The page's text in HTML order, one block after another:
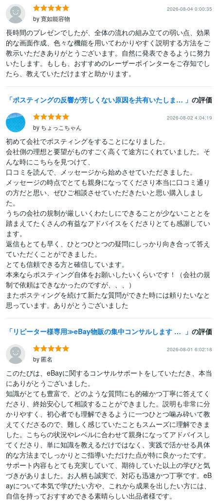
2026-08-04 0:00:35
by 寛如能容物
長時間のプレゼンでしたが、全体の流れの組み立ての弱い点、効果
的な画面作成、色々な機能を用いてわかりやすく説明する方法をご
教示いただきありがとうございます。自然に発表できるように努力
いたします。もしも、おすすめのレーザーポインターをご存知でし
たら、教えていただけますと助かります。
ポスティングの反響が芳しくない原因を共有いたします 【全国対応】何故、ポスティングの反響が出ないのか徹底解説 の評価
2026-08-02 4:04:19
by ちょっこちゃん
初めて会社でポスティングをすることになりました。
会社側の理想と要望がものすごく高くて途方にくれていました。そ
んな時にこちらを見つけて、
口コミを読んで、メッセージから始めさせていただきました。
メッセージの時点でとても親身になってくださり本当に口コミ通り
の方だと思い、ぜひご相談させていただきたいと思い購入しまし
た。
うちの会社の規制が厳しいくわたしにできることが少ないこととを
踏まえてたくさんの有益なアドバイスをくださりとても感謝してい
ます。
返信もとても早く、ひとつひとつの疑問にしっかり向き合って答え
ていただくことができました。
とても信頼できる方と確信しています。
本来ならポスティング自体をお願いしたいくらいです！（会社の規
制で依頼はできなかったのですが、、、）
またポスティングを続けて新たな質問ができた時には頼りたいなと
思っています。ありがとうございました
リピーター様専用≫eBay物販の集中コンサルします アカウント運用全般をトータルサポートする短期集中コンサルです の評価
2026-08-01 6:02:18
by 匿名
このたびは、eBayに関するコンサルサポートをしていただき、本当
にありがとうございました。
知識がとても豊富で、どのような質問にも的確かつ丁寧に答えてく
ださり、終始安心して相談することができました。説明も非常に分
かりやすく、初心者でも理解できるように一つひとつ噛み砕いて教
えてくださるので、難しく感じていたこともスムーズに理解できま
した。こちらの状況やレベルに合わせて親身になってアドバイスし
てくださり、単に知識を教えるだけではなく、実践で活かせる具体
的な方法までしっかりとご指導いただけた点が特に良かったです。
サポート内容もとても充実していて、期待していた以上の学びと気
づきがありました。お人柄も誠実で、対応も迅速かつ丁寧です。eB
ayについて本気で学びたい方や、これから成果を出したい方には、
自信を持っておすすめできる素晴らしい出品者様です。